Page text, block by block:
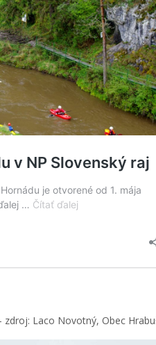
Laco Novotný, Obec